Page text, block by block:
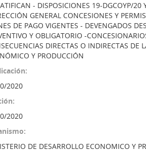
- DISPOSICIONES 19-DGCOYP/
GENERAL CONCESIONES Y
DE PAGO VIGENTES - DEVENGADOS
Y OBLIGATORIO -
DIRECTAS O INDIRECTAS
Y PRODUCCIÓN
2020
2020
DE DESARROLLO ECONOMICO Y